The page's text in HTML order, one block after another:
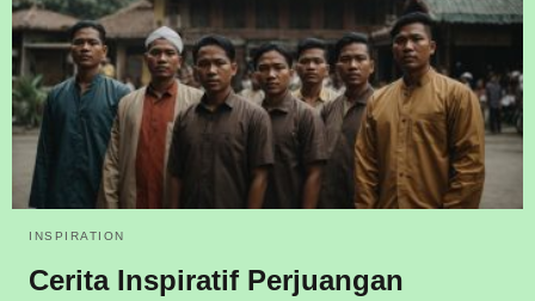
INSPIRATION
Cerita Inspiratif Perjuangan